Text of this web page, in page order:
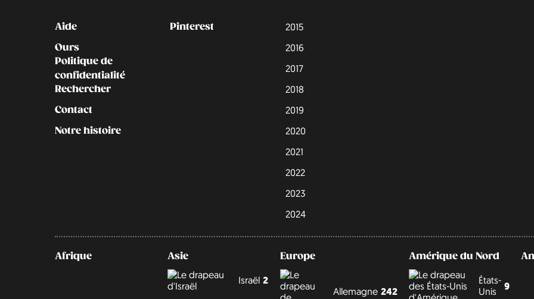
Kontakt
Aide
Ours
Politique de
confidentialité
Rechercher
Contact
Notre histoire
Social
Pinterest
2015
2016
2017
2018
2019
2020
2021
2022
2023
2024
Afrique Asie
Israël 2
Europe
Allemagne 242
Amérique du Nord
États-
Unis
9